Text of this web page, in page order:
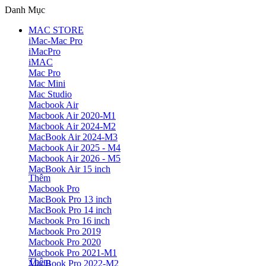
Danh Mục
MAC STORE
iMac-Mac Pro
iMacPro
iMAC
Mac Pro
Mac Mini
Mac Studio
Macbook Air
Macbook Air 2020-M1
Macbook Air 2024-M2
MacBook Air 2024-M3
Macbook Air 2025 - M4
Macbook Air 2026 - M5
MacBook Air 15 inch
Thêm
Macbook Pro
MacBook Pro 13 inch
MacBook Pro 14 inch
Macbook Pro 16 inch
Macbook Pro 2019
Macbook Pro 2020
Macbook Pro 2021-M1
MacBook Pro 2022-M2
Thêm